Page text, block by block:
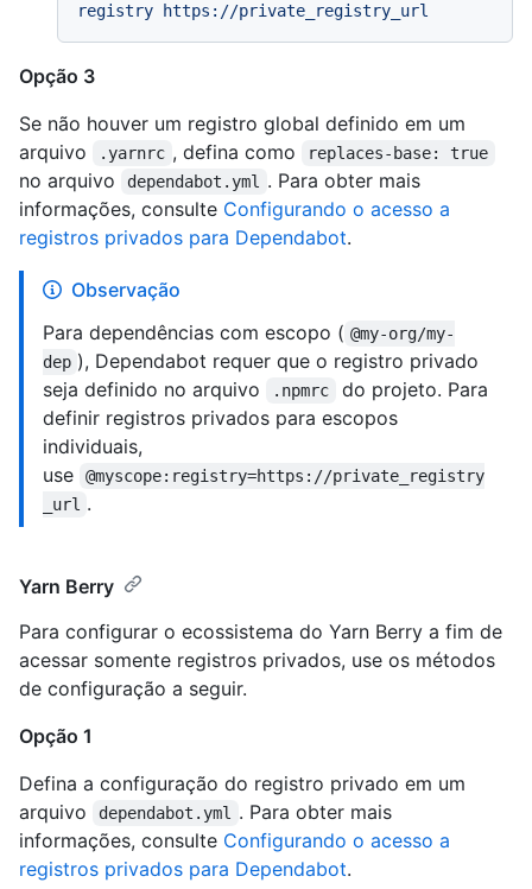
registry https://private_registry_url
Opção 3
Se não houver um registro global definido em um
arquivo
.yarnrc , defina como replaces-base: true
no arquivo dependabot.yml
. Para obter mais
informações, consulte Configurando o acesso a
registros privados para Dependabot.
Observação
Para dependências com escopo ( @my-org/my-
dep ), Dependabot requer que o registro privado
seja definido no arquivo
.npmrc
do projeto. Para
definir registros privados para escopos
individuais,
use
@myscope:registry=https://private_registry
_url .
Yarn Berry
Para configurar o ecossistema do Yarn Berry a fim de
acessar somente registros privados, use os métodos
de configuração a seguir.
Opção 1
Defina a configuração do registro privado em um
arquivo
dependabot.yml
. Para obter mais
informações, consulte Configurando o acesso a
registros privados para Dependabot.